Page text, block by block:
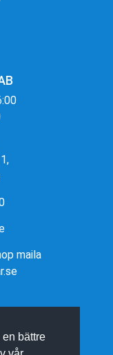
bättre
maila